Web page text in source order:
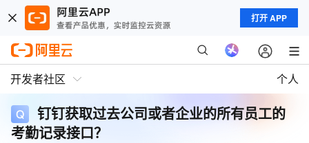
打开 APP
开发者社区 个人
钉钉获取过去公司或者企业的所有员工的
考勤记录接口？